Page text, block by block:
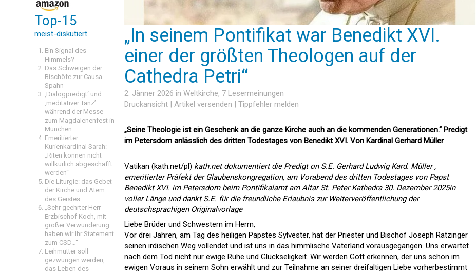
Top-15
meist-diskutiert
Ein Signal des
Himmels?
Das Schweigen der
Bischöfe zur Causa
Spahn
‚Dialogpredigt‘ und
‚meditativer Tanz’
während der Messe
zum Magdalenenfest in
München
Emeritierter
Kurienkardinal Sarah:
„Riten können nicht
willkürlich abgeschafft
werden“
Die Liturgie: das Gebet
der Kirche und Atem
des Geistes
„Sehr geehrter Herr
Erzbischof Koch, mit
großer Verwunderung
haben wir Ihr Statement
zum CSD…“
Leihmutter soll
gezwungen werden,
das Leben des
„In seinem Pontifikat war Benedikt XVI.
einer der größten Theologen auf der
Cathedra Petri“
2. Jänner 2026 in Weltkirche, 7 Lesermeinungen
Druckansicht | Artikel versenden | Tippfehler melden
„Seine Theologie ist ein Geschenk an die ganze Kirche auch an die kommenden Generationen.“ Predigt
im Petersdom anlässlich des dritten Todestages von Benedikt XVI. Von Kardinal Gerhard Müller
Vatikan (kath.net/pl) kath.net dokumentiert die Predigt on S.E. Gerhard Ludwig Kard. Müller ,
emeritierter Präfekt der Glaubenskongregation, am Vorabend des dritten Todestages von Papst
Benedikt XVI. im Petersdom beim Pontifikalamt am Altar St. Peter Kathedra 30. Dezember 2025in
voller Länge und dankt S.E. für die freundliche Erlaubnis zur Weiterveröffentlichung der
deutschsprachigen Originalvorlage
Liebe Brüder und Schwestern im Herrn,
Vor drei Jahren, am Tag des heiligen Papstes Sylvester, hat der Priester und Bischof Joseph Ratzinger
seinen irdischen Weg vollendet und ist uns in das himmlische Vaterland vorausgegangen. Uns erwartet
nach dem Tod nicht nur ewige Ruhe und Glückseligkeit. Wir werden Gott erkennen, der uns schon im
ewigen Voraus in seinem Sohn erwählt und zur Teilnahme an seiner dreifaltigen Liebe vorherbestimmt